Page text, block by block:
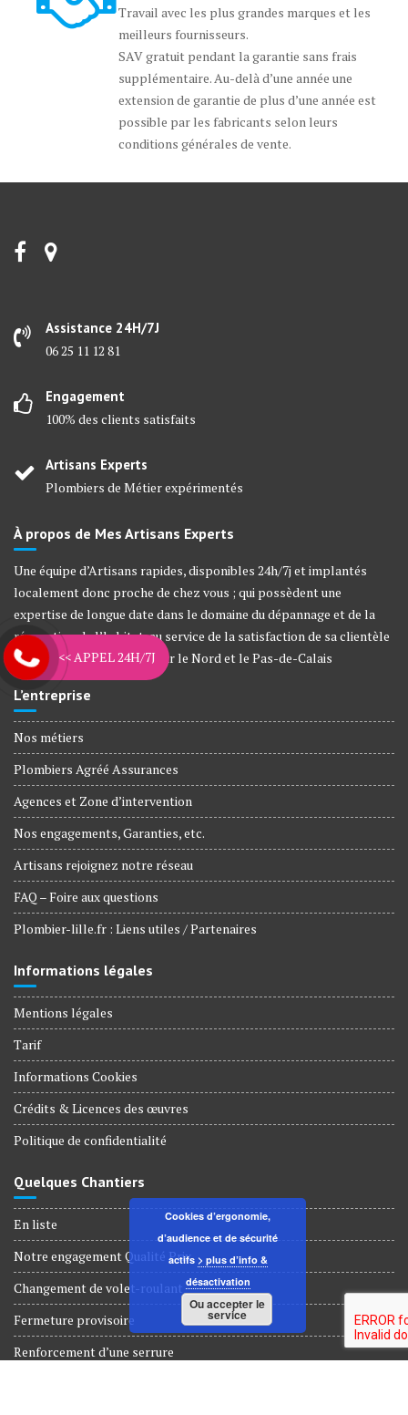
Travail avec les plus grandes marques et les
meilleurs fournisseurs.
SAV gratuit pendant la garantie sans frais
supplémentaire. Au-delà d’une année une
extension de garantie de plus d’une année est
possible par les fabricants selon leurs
conditions générales de vente.
Assistance 24H/7J
06 25 11 12 81
Engagement
100% des clients satisfaits
Artisans Experts
Plombiers de Métier expérimentés
À propos de Mes Artisans Experts
Une équipe d’Artisans rapides, disponibles 24h/7j et implantés
localement donc proche de chez vous ; qui possèdent une
expertise de longue date dans le domaine du dépannage et de la
rénovation de l’habitat, au service de la satisfaction de sa clientèle
depuis plus de 12 années sur le Nord et le Pas-de-Calais
L’entreprise
Nos métiers
Plombiers Agréé Assurances
Agences et Zone d’intervention
Nos engagements, Garanties, etc.
Artisans rejoignez notre réseau
FAQ – Foire aux questions
Plombier-lille.fr : Liens utiles / Partenaires
Informations légales
Mentions légales
Tarif
Informations Cookies
Crédits & Licences des œuvres
Politique de confidentialité
Quelques Chantiers
En liste
Notre engagement Qualité Prix
Changement de volet-roulant
Fermeture provisoire
Renforcement d’une serrure
<< APPEL 24H/7J
Cookies d’ergonomie,
d’audience et de sécurité
actifs > plus d’info &
désactivation
Ou accepter le
service